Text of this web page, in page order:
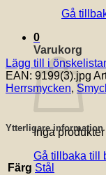
Gå
0
Varukorg
Inga
Gå tillbaka till
Lägg till i
EAN: 9199(3).jpg
Herrsmycken,
Ytterligare information
Färg Stål